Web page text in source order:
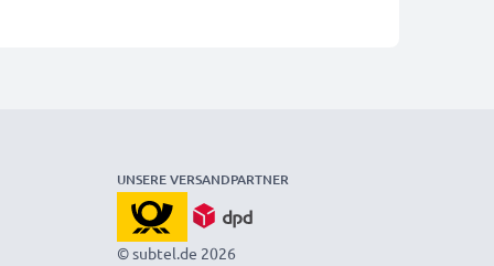
UNSERE VERSANDPARTNER
© subtel.de 2026